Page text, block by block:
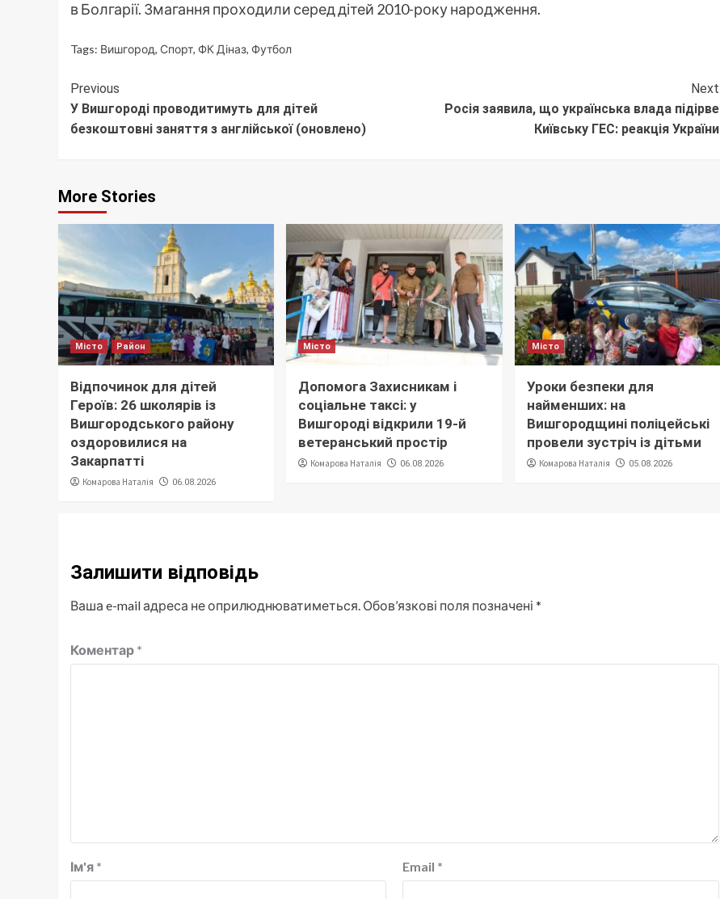
в Болгарії. Змагання проходили серед дітей 2010-року народження.
Tags: Вишгород, Спорт, ФК Діназ, Футбол
Continue
Reading
Previous
У Вишгороді проводитимуть для дітей
безкоштовні заняття з англійської (оновлено)
Next
Росія заявила, що українська влада підірве
Київську ГЕС: реакція України
More Stories
Місто Район
Відпочинок для дітей
Героїв: 26 школярів із
Вишгородського району
оздоровилися на
Закарпатті
Комарова Наталія 06.08.2026
Місто
Допомога Захисникам і
соціальне таксі: у
Вишгороді відкрили 19-й
ветеранський простір
Комарова Наталія 06.08.2026
Місто
Уроки безпеки для
найменших: на
Вишгородщині поліцейські
провели зустріч із дітьми
Комарова Наталія 05.08.2026
Залишити відповідь
Ваша e-mail адреса не оприлюднюватиметься. Обов’язкові поля позначені *
Коментар *
Ім'я * Email *